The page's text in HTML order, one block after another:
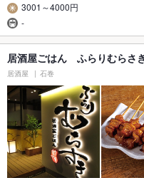
3001～4000円
-
居酒屋ごはん ふらりむらさ
居酒屋 石巻